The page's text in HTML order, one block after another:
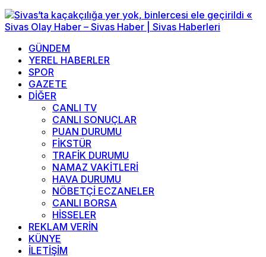
GÜNDEM
YEREL HABERLER
SPOR
GAZETE
DİĞER
CANLI TV
CANLI SONUÇLAR
PUAN DURUMU
FİKSTÜR
TRAFİK DURUMU
NAMAZ VAKİTLERİ
HAVA DURUMU
NÖBETÇİ ECZANELER
CANLI BORSA
HİSSELER
REKLAM VERİN
KÜNYE
İLETİŞİM